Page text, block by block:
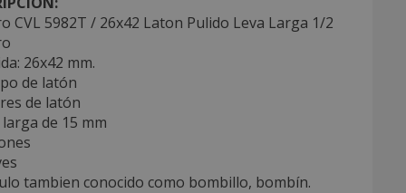
CVL 5982T / 26x42 Laton Pulido Leva Larga 1/2
26x42 mm.
de latón
de latón
de 15 mm
tambien conocido como bombillo, bombín.